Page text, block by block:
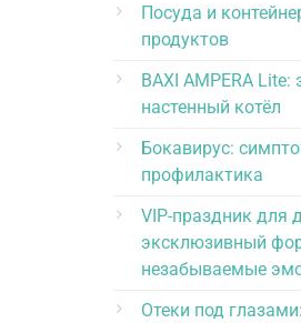
Посуда и
продуктов
BAXI AMPERA Lite:
настенный котёл
Бокавирус:
профилактика
VIP-праздник для
эксклюзивный
незабываемые
Отеки под